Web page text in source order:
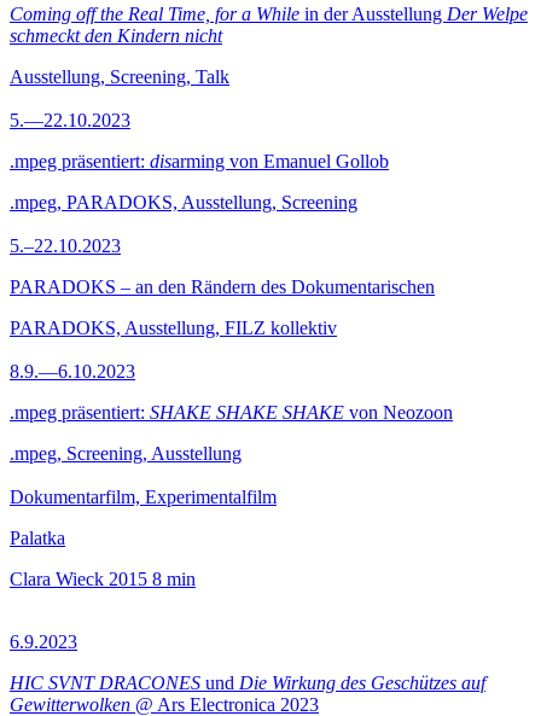
Coming off the Real Time, for a While in der Ausstellung Der Welpe
schmeckt den Kindern nicht
Ausstellung, Screening, Talk
5.—22.10.2023
.mpeg präsentiert: disarming von Emanuel Gollob
.mpeg, PARADOKS, Ausstellung, Screening
5.–22.10.2023
PARADOKS – an den Rändern des Dokumentarischen
PARADOKS, Ausstellung, FILZ kollektiv
8.9.—6.10.2023
.mpeg präsentiert: SHAKE SHAKE SHAKE von Neozoon
.mpeg, Screening, Ausstellung
Dokumentarfilm, Experimentalfilm
Palatka
Clara Wieck 2015 8 min
6.9.2023
HIC SVNT DRACONES und Die Wirkung des Geschützes auf
Gewitterwolken @ Ars Electronica 2023